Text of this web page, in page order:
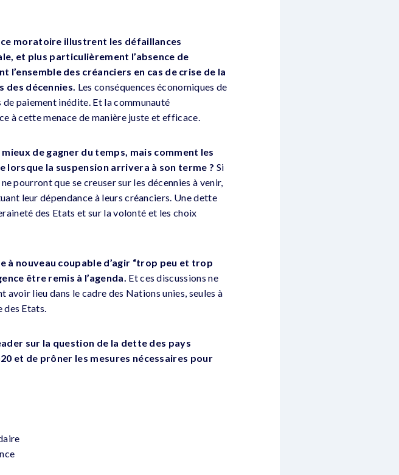
moratoire illustrent les défaillances
et plus particulièrement l’absence de
des créanciers en cas de crise de la
des décennies. Les conséquences économiques de
paiement inédite. Et la communauté
à cette menace de manière juste et efficace.
de gagner du temps, mais comment les
la suspension arrivera à son terme ? Si
pourront que se creuser sur les décennies à venir,
leur dépendance à leurs créanciers. Une dette
des Etats et sur la volonté et les choix
à nouveau coupable d’agir “trop peu et trop
être remis à l’agenda. Et ces discussions ne
lieu dans le cadre des Nations unies, seules à
des Etats.
sur la question de la dette des pays
et de prôner les mesures nécessaires pour